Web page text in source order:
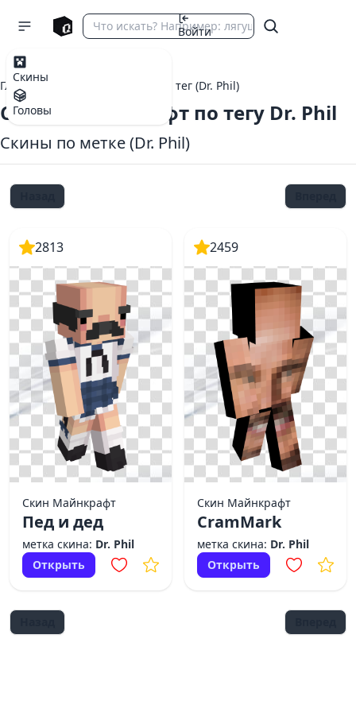
Скины
Головы
Войти
Главная тег (Dr. Phil)
Скины Майнкрафт по тегу Dr. Phil
Скины по метке (Dr. Phil)
2813
Скин Майнкрафт
Пед и дед
метка скина: Dr. Phil
Открыть
2459
Скин Майнкрафт
CramMark
метка скина: Dr. Phil
Открыть